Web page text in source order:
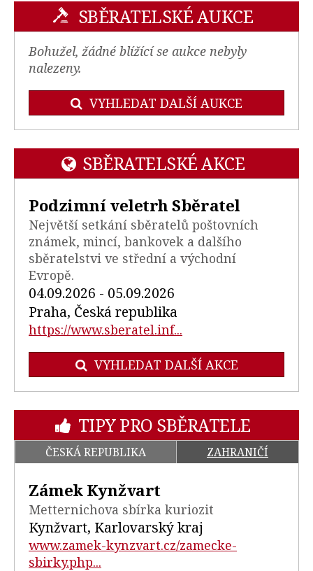
SBĚRATELSKÉ AUKCE
Bohužel, žádné blížící se aukce nebyly
nalezeny.
VYHLEDAT DALŠÍ AUKCE
SBĚRATELSKÉ AKCE
Podzimní veletrh Sběratel
Největší setkání sběratelů poštovních
známek, mincí, bankovek a dalšího
sběratelstvi ve střední a východní
Evropě.
04.09.2026 - 05.09.2026
Praha, Česká republika
https://www.sberatel.inf...
VYHLEDAT DALŠÍ AKCE
TIPY PRO SBĚRATELE
ČESKÁ REPUBLIKA ZAHRANIČÍ
Zámek Kynžvart
Metternichova sbírka kuriozit
Kynžvart, Karlovarský kraj
www.zamek-kynzvart.cz/zamecke-
sbirky.php...